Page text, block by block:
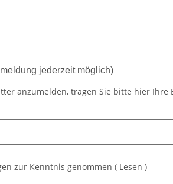
jederzeit möglich)
anzumelden, tragen Sie bitte hier
zur Kenntnis genommen ( Lesen )